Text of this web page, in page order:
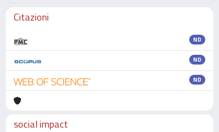
Citazioni
ND
ND
ND
social impact